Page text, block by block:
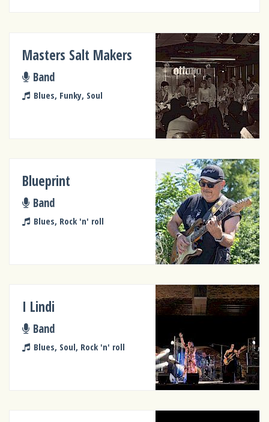
Masters Salt Makers
Band
Blues, Funky, Soul
Blueprint
Band
Blues, Rock 'n' roll
I Lindi
Band
Blues, Soul, Rock 'n' roll